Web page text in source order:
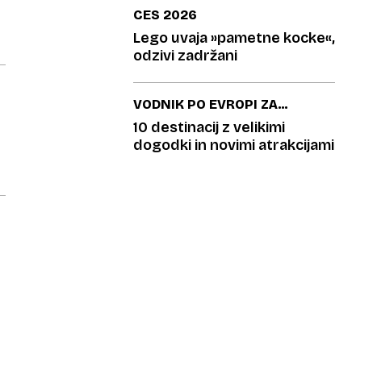
CES 2026
Lego uvaja »pametne kocke«,
odzivi zadržani
VODNIK PO EVROPI ZA
LETO 2026
10 destinacij z velikimi
dogodki in novimi atrakcijami